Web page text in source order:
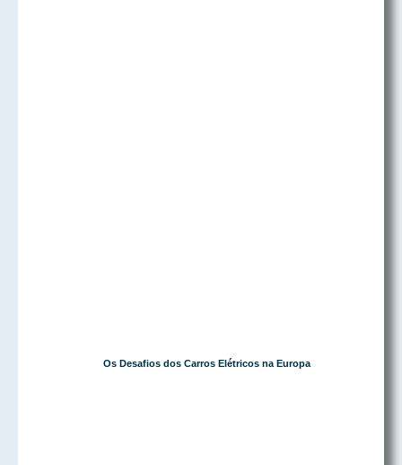
Os Desafios dos Carros Elétricos na Europa